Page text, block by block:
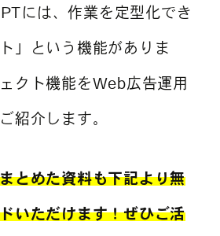
には、作業を定型化でき
」という機能がありま
クト機能をWeb広告運用
紹介します。
とめた資料も下記より無
いただけます！ぜひご活